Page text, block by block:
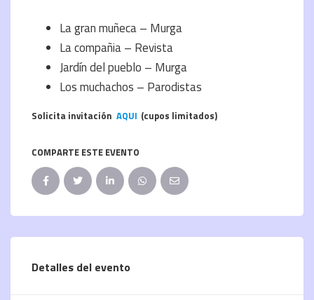
La gran muñeca – Murga
La compañia – Revista
Jardín del pueblo – Murga
Los muchachos – Parodistas
Solicita invitación AQUI (cupos limitados)
COMPARTE ESTE EVENTO
Detalles del evento